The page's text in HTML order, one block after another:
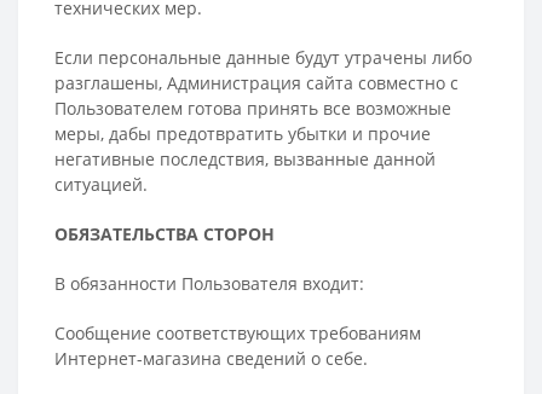
технических мер.
Если персональные данные будут утрачены либо
разглашены, Администрация сайта совместно с
Пользователем готова принять все возможные
меры, дабы предотвратить убытки и прочие
негативные последствия, вызванные данной
ситуацией.
ОБЯЗАТЕЛЬСТВА СТОРОН
В обязанности Пользователя входит:
Сообщение соответствующих требованиям
Интернет-магазина сведений о себе.